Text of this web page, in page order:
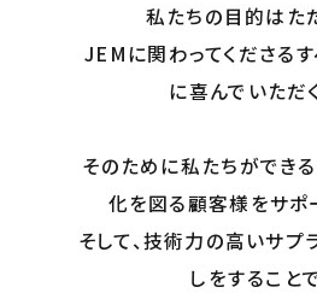
私たちの⽬的はた
JEMに関わってくださる
に喜んでいただ
そのために私たちができ
化を図る顧客様をサポ
そして、技術⼒の⾼いサプ
しをすることで